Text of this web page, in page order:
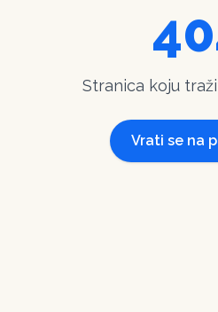
Stranica koju
Vrati se na